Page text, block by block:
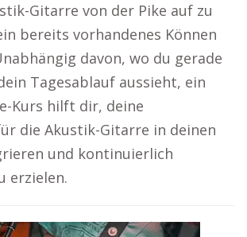
Gitarre von der Pike auf zu
bereits vorhandenes Können
davon, wo du gerade
Tagesablauf aussieht, ein
Kurs hilft dir, deine
die Akustik-Gitarre in deinen
und kontinuierlich
erzielen.